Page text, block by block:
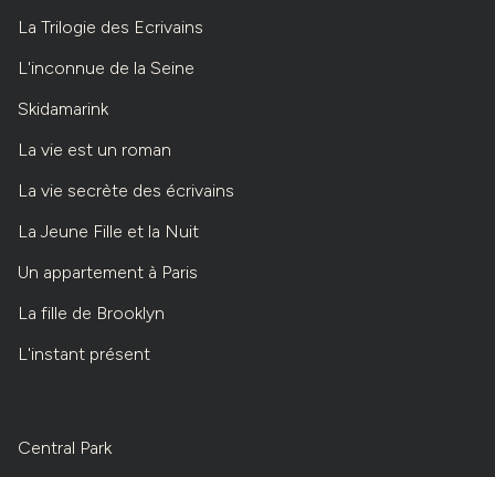
La Trilogie des Ecrivains
L'inconnue de la Seine
Skidamarink
La vie est un roman
La vie secrète des écrivains
La Jeune Fille et la Nuit
Un appartement à Paris
La fille de Brooklyn
L'instant présent
Central Park